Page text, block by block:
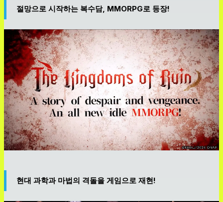
절망으로 시작하는 복수담, MMORPG로 등장!
현대 과학과 마법의 격돌을 게임으로 재현!